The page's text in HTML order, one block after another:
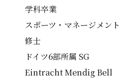
学科卒業
スポーツ・マネージメント
修士
ドイツ6部所属 SG
Eintracht Mendig Bell